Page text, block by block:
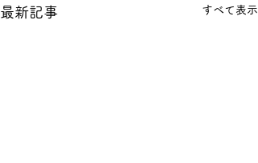
最新記事 すべて表示